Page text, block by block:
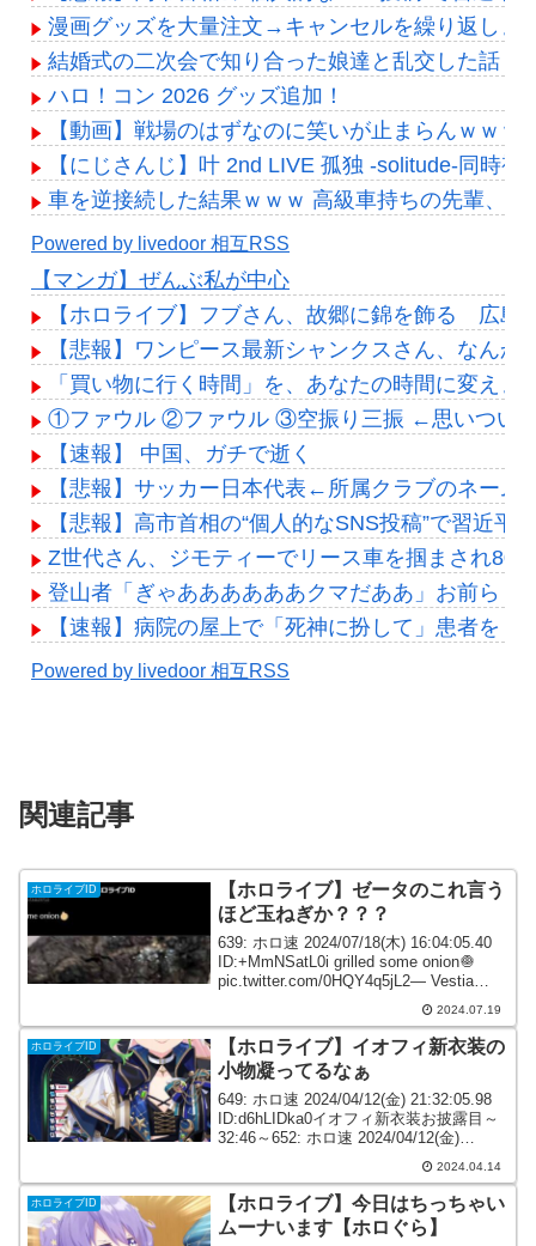
漫画グッズを大量注文→キャンセルを繰り返しま
結婚式の二次会で知り合った娘達と乱交した話
ハロ！コン 2026 グッズ追加！
【動画】戦場のはずなのに笑いが止まらんｗｗ
【にじさんじ】叶 2nd LIVE 孤独 -solitude-同時
車を逆接続した結果ｗｗｗ 高級車持ちの先輩、
Powered by livedoor 相互RSS
【マンガ】ぜんぶ私が中心
【ホロライブ】フブさん、故郷に錦を飾る 広島
【悲報】ワンピース最新シャンクスさん、なんか
「買い物に行く時間」を、あなたの時間に変えま
①ファウル ②ファウル ③空振り三振 ←思いつい
【速報】 中国、ガチで逝く
【悲報】サッカー日本代表←所属クラブのネー
【悲報】高市首相の“個人的なSNS投稿”で習近平
Z世代さん、ジモティーでリース車を掴まされ80
登山者「ぎゃああああああクマだああ」お前ら
【速報】病院の屋上で「死神に扮して」患者を
Powered by livedoor 相互RSS
関連記事
ホロライブID
【ホロライブ】ゼータのこれ言う
ほど玉ねぎか？？？
639: ホロ速 2024/07/18(木) 16:04:05.40
ID:+MmNSatL0i grilled some onion🧅
pic.twitter.com/0HQY4q5jL2— Vestia
2024.07.19
ホロライブID
【ホロライブ】イオフィ新衣装の
小物凝ってるなぁ
649: ホロ速 2024/04/12(金) 21:32:05.98
ID:d6hLIDka0イオフィ新衣装お披露目～
32:46～652: ホロ速 2024/04/12(金)
21:32:25.55 ID:nL1sQT+Kd左手から見せ
2024.04.14
ホロライブID
【ホロライブ】今日はちっちゃい
ムーナいます【ホロぐら】